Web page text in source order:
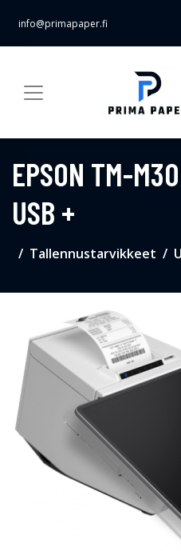
info@primapaper.fi
EPSON TM-
USB +
Tallennustarvikkeet